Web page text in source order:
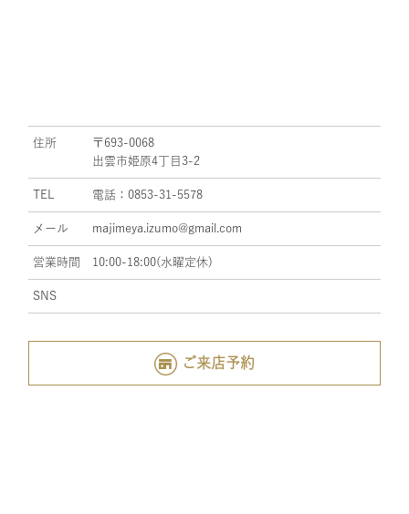
住所
〒693-0068
出雲市姫原4丁目3-2
TEL 電話：0853-31-5578
メール majimeya.izumo@gmail.com
営業時間 10:00-18:00(水曜定休)
SNS
ご来店予約